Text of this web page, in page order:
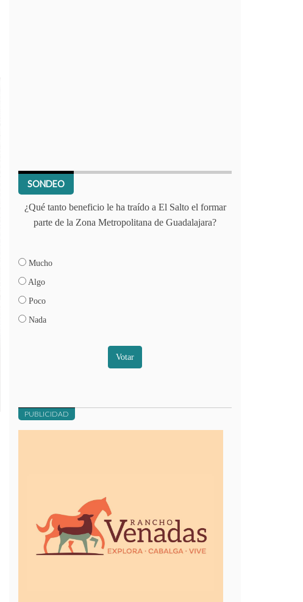
SONDEO
¿Qué tanto beneficio le ha traído a El Salto el formar
parte de la Zona Metropolitana de Guadalajara?
Mucho
Algo
Poco
Nada
Votar
PUBLICIDAD